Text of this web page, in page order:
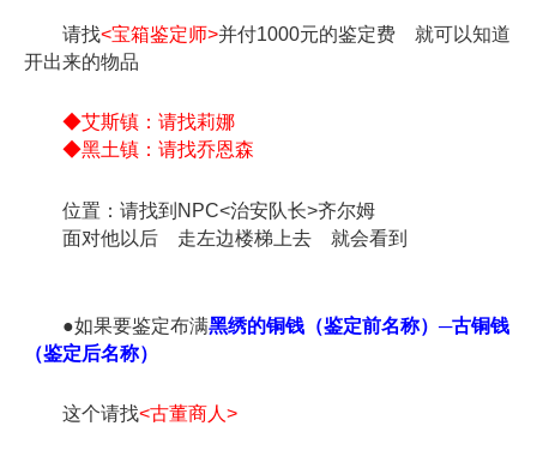
请找<宝箱鉴定师>并付1000元的鉴定费 就可以知道
开出来的物品
◆艾斯镇：请找莉娜
◆黑土镇：请找乔恩森
位置：请找到NPC<治安队长>齐尔姆
面对他以后 走左边楼梯上去 就会看到
●如果要鉴定布满黑绣的铜钱（鉴定前名称）─古铜钱
（鉴定后名称）
这个请找<古董商人>